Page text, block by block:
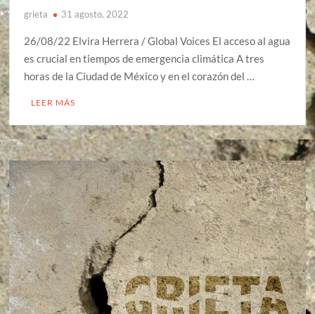
grieta 31 agosto, 2022
26/08/22 Elvira Herrera / Global Voices El acceso al agua
es crucial en tiempos de emergencia climática A tres
horas de la Ciudad de México y en el corazón del …
LEER MÁS